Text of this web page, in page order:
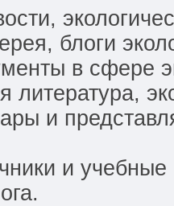
блоги
в сфере
литература,
и
и